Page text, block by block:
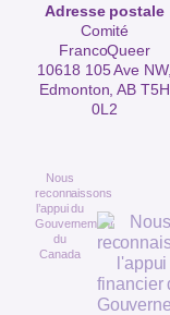
Adresse postale
Comité
FrancoQueer
10618 105 Ave NW,
Edmonton, AB T5H
0L2
Nous
reconnaissons
l’appui du
Gouvernement
du
Canada